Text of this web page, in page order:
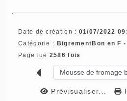
Date de création : 01/07/2022
Catégorie : BigrementBon en F
Page lue 2586 fois
Prévisualiser...